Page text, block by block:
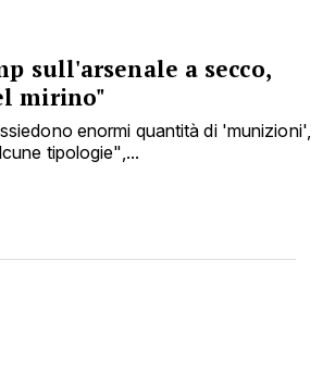
sull'arsenale a secco,
mirino"
enormi quantità di 'munizioni',
tipologie",...